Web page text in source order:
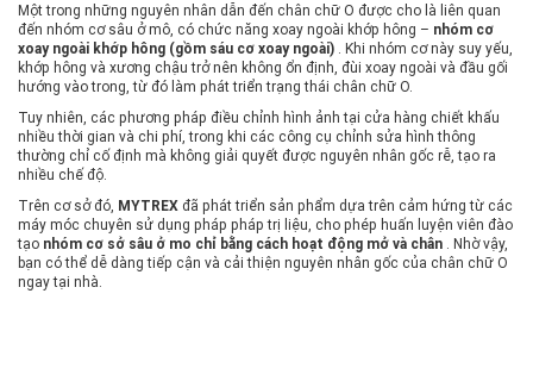
Một trong những nguyên nhân dẫn đến chân chữ O được cho là liên quan
đến nhóm cơ sâu ở mô, có chức năng xoay ngoài khớp hông – nhóm cơ
xoay ngoài khớp hông (gồm sáu cơ xoay ngoài) . Khi nhóm cơ này suy yếu,
khớp hông và xương chậu trở nên không ổn định, đùi xoay ngoài và đầu gối
hướng vào trong, từ đó làm phát triển trạng thái chân chữ O.
Tuy nhiên, các phương pháp điều chỉnh hình ảnh tại cửa hàng chiết khấu
nhiều thời gian và chi phí, trong khi các công cụ chỉnh sửa hình thông
thường chỉ cố định mà không giải quyết được nguyên nhân gốc rễ, tạo ra
nhiều chế độ.
Trên cơ sở đó, MYTREX đã phát triển sản phẩm dựa trên cảm hứng từ các
máy móc chuyên sử dụng pháp pháp trị liệu, cho phép huấn luyện viên đào
tạo nhóm cơ sở sâu ở mo chỉ bằng cách hoạt động mở và chân . Nhờ vậy,
bạn có thể dễ dàng tiếp cận và cải thiện nguyên nhân gốc của chân chữ O
ngay tại nhà.